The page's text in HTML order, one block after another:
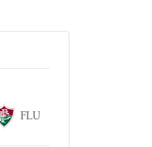
FLU